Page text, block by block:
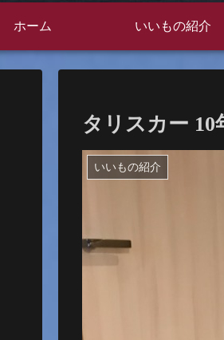
ホーム いいもの紹介
タリスカー 10
いいもの紹介